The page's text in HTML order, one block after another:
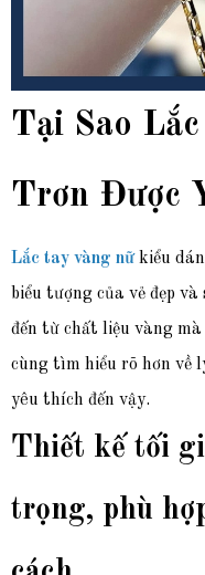
Tại Sao
Trơn Được
Lắc tay vàng nữkiểu
biểu tượng của vẻ đẹp
đến từ chất liệu vàng
cùng tìm hiểu rõ hơn về
yêu thích đến vậy.
Thiết kế tối
trọng, phù